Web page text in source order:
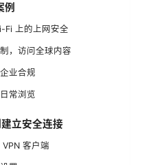
例
Fi 上的上网安全
，访问全球内容
业合规
常浏览
立安全连接
客户端